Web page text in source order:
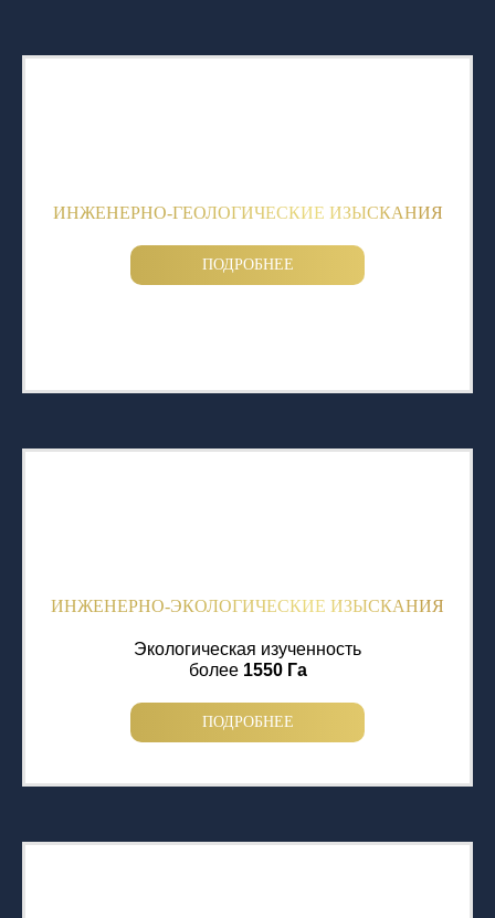
ИНЖЕНЕРНО-ГЕОЛОГИЧЕСКИЕ ИЗЫСКАНИЯ
ПОДРОБНЕЕ
ИНЖЕНЕРНО-ЭКОЛОГИЧЕСКИЕ ИЗЫСКАНИЯ
Экологическая изученность
более 1550 Га
ПОДРОБНЕЕ